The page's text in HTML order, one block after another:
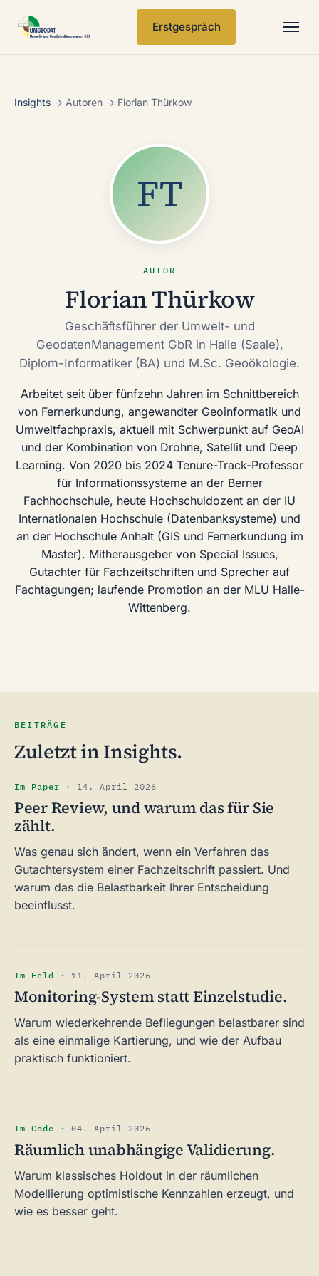
Erstgespräch
Insights → Autoren → Florian Thürkow
FT
AUTOR
Florian Thürkow
Geschäftsführer der Umwelt- und
GeodatenManagement GbR in Halle (Saale),
Diplom-Informatiker (BA) und M.Sc. Geoökologie.
Arbeitet seit über fünfzehn Jahren im Schnittbereich
von Fernerkundung, angewandter Geoinformatik und
Umweltfachpraxis, aktuell mit Schwerpunkt auf GeoAI
und der Kombination von Drohne, Satellit und Deep
Learning. Von 2020 bis 2024 Tenure-Track-Professor
für Informationssysteme an der Berner
Fachhochschule, heute Hochschuldozent an der IU
Internationalen Hochschule (Datenbanksysteme) und
an der Hochschule Anhalt (GIS und Fernerkundung im
Master). Mitherausgeber von Special Issues,
Gutachter für Fachzeitschriften und Sprecher auf
Fachtagungen; laufende Promotion an der MLU Halle-
Wittenberg.
BEITRÄGE
Zuletzt in Insights.
Im Paper · 14. April 2026
Peer Review, und warum das für Sie
zählt.
Was genau sich ändert, wenn ein Verfahren das
Gutachtersystem einer Fachzeitschrift passiert. Und
warum das die Belastbarkeit Ihrer Entscheidung
beeinflusst.
Im Feld · 11. April 2026
Monitoring-System statt Einzelstudie.
Warum wiederkehrende Befliegungen belastbarer sind
als eine einmalige Kartierung, und wie der Aufbau
praktisch funktioniert.
Im Code · 04. April 2026
Räumlich unabhängige Validierung.
Warum klassisches Holdout in der räumlichen
Modellierung optimistische Kennzahlen erzeugt, und
wie es besser geht.